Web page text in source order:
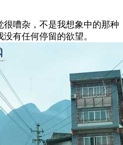
嘈杂，不是我想象中的那种
有任何停留的欲望。